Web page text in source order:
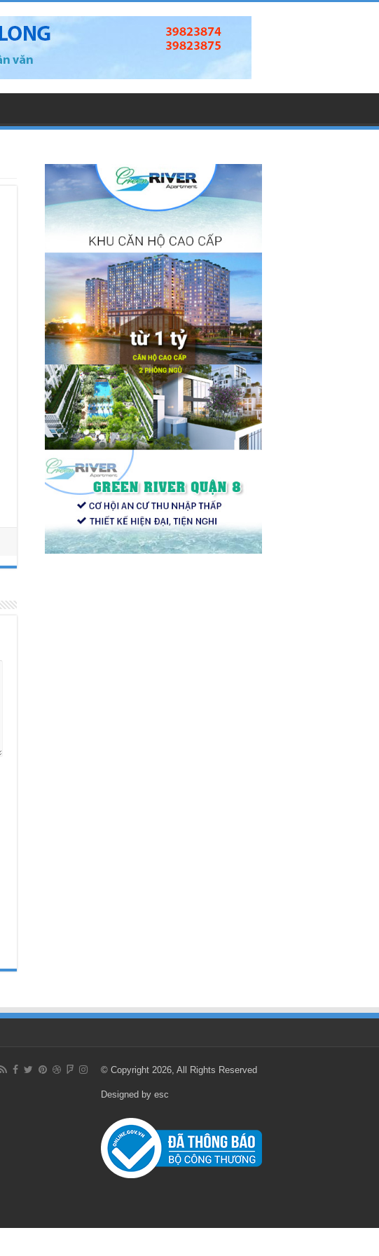
© Copyright 2026, All Rights Reserved
Designed by esc